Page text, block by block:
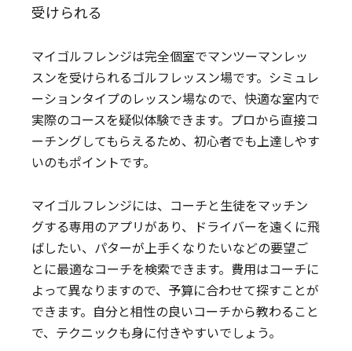
受けられる
マイゴルフレンジは完全個室でマンツーマンレッ
スンを受けられるゴルフレッスン場です。シミュレ
ーションタイプのレッスン場なので、快適な室内で
実際のコースを疑似体験できます。プロから直接コ
ーチングしてもらえるため、初心者でも上達しやす
いのもポイントです。
マイゴルフレンジには、コーチと生徒をマッチン
グする専用のアプリがあり、ドライバーを遠くに飛
ばしたい、パターが上手くなりたいなどの要望ご
とに最適なコーチを検索できます。費用はコーチに
よって異なりますので、予算に合わせて探すことが
できます。自分と相性の良いコーチから教わること
で、テクニックも身に付きやすいでしょう。